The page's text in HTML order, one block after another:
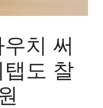
치 써
도 찰